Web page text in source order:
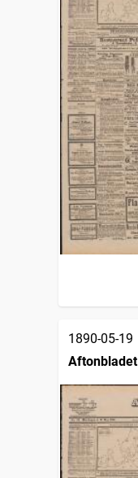
1890-05-19
Aftonbladet